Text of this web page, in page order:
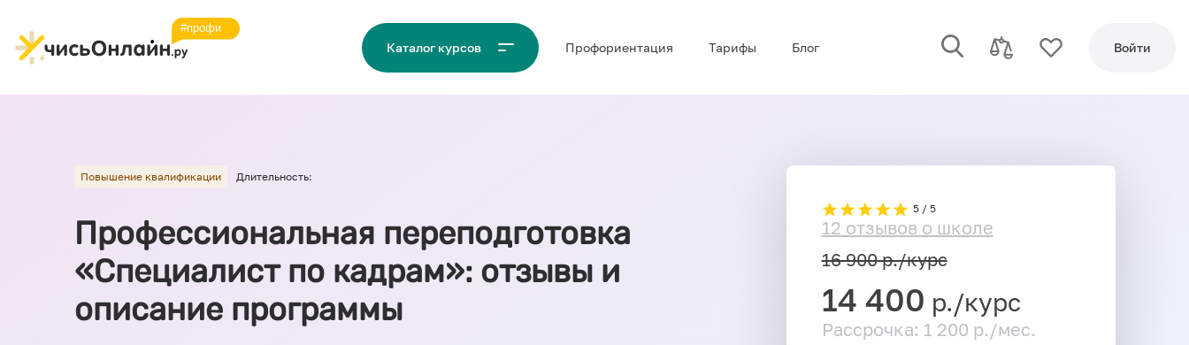
Каталог курсов Проф‌ориентация Тарифы Блог Войти
Повышение квалификации Длительность:
Профессиональная переподготовка
«Специалист по кадрам»: отзывы и
описание программы
5 / 5
12 отзывов о школе
16 900р./курс
14 400 р./курс
Рассрочка: 1 200 р./мес.